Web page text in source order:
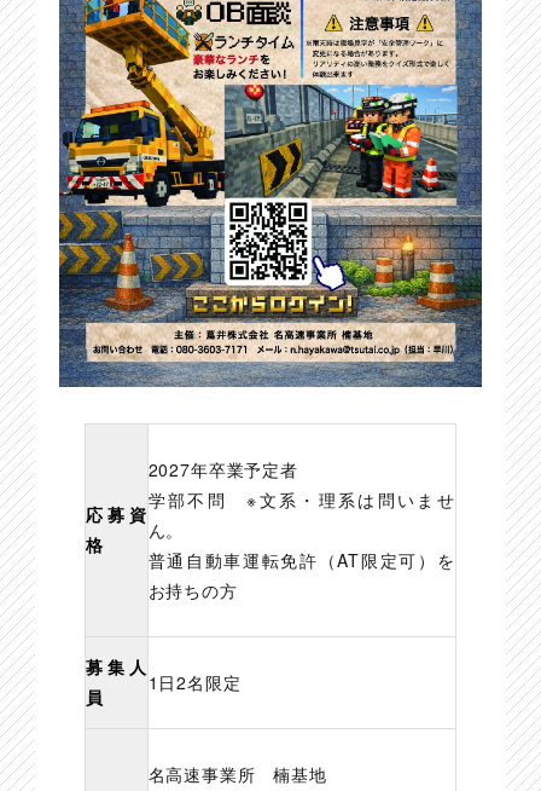
応募資
格
2027年卒業予定者
学部不問 ※文系・理系は問いませ
ん。
普通自動車運転免許（AT限定可）を
お持ちの方
募集人
員
1日2名限定
名高速事業所 楠基地